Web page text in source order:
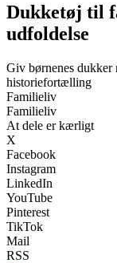
Dukketøj til
udfoldelse
Giv børnenes
historiefortælling
Familieliv
Familieliv
At dele er kærligt
X
Facebook
Instagram
LinkedIn
YouTube
Pinterest
TikTok
Mail
RSS